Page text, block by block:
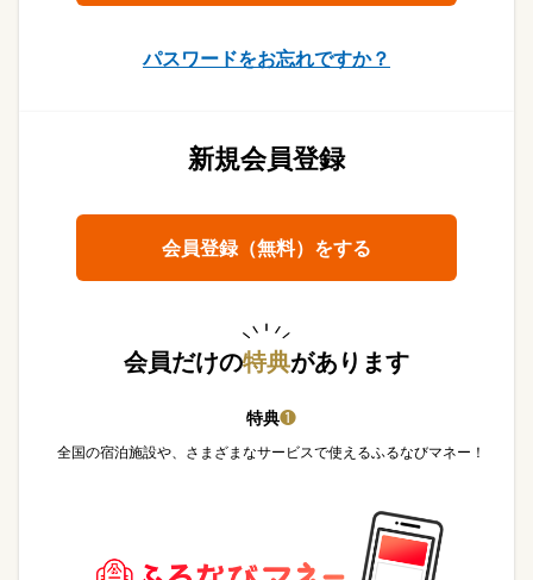
パスワードをお忘れですか？
新規会員登録
会員登録（無料）をする
会員だけの特典があります
特典❶
全国の宿泊施設や、さまざまなサービスで使えるふるなびマネー！